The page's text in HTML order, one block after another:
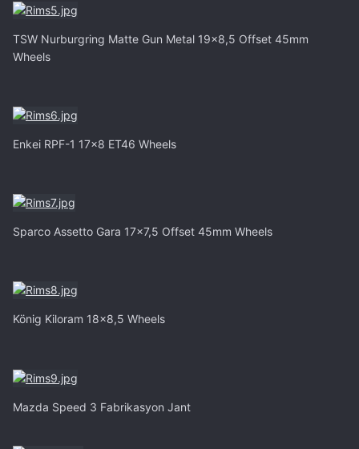
TSW Nurburgring Matte Gun Metal 19x8,5 Offset 45mm
Wheels
Enkei RPF-1 17x8 ET46 Wheels
Sparco Assetto Gara 17x7,5 Offset 45mm Wheels
König Kiloram 18x8,5 Wheels
Mazda Speed 3 Fabrikasyon Jant